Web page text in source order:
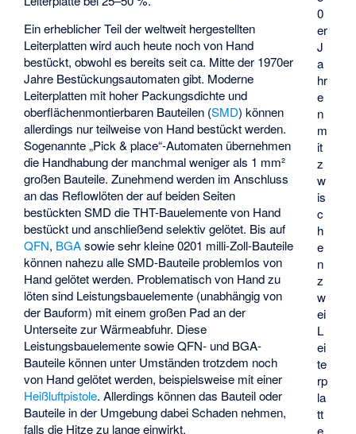
0
er
J
a
hr
e
n
m
it
z
w
is
c
h
e
n
z
w
ei
L
ei
te
rp
la
tt
e
Ein erheblicher Teil der weltweit hergestellten
Leiterplatten wird auch heute noch von Hand
bestückt, obwohl es bereits seit ca. Mitte der 1970er
Jahre Bestückungsautomaten gibt. Moderne
Leiterplatten mit hoher Packungsdichte und
oberflächenmontierbaren Bauteilen (SMD) können
allerdings nur teilweise von Hand bestückt werden.
Sogenannte „Pick & place“-Automaten übernehmen
die Handhabung der manchmal weniger als 1 mm²
großen Bauteile. Zunehmend werden im Anschluss
an das Reflowlöten der auf beiden Seiten
bestückten SMD die THT-Bauelemente von Hand
bestückt und anschließend selektiv gelötet. Bis auf
QFN, BGAsowie sehr kleine 0201 milli-Zoll-Bauteile
können nahezu alle SMD-Bauteile problemlos von
Hand gelötet werden. Problematisch von Hand zu
löten sind Leistungsbauelemente (unabhängig von
der Bauform) mit einem großen Pad an der
Unterseite zur Wärmeabfuhr. Diese
Leistungsbauelemente sowie QFN- und BGA-
Bauteile können unter Umständen trotzdem noch
von Hand gelötet werden, beispielsweise mit einer
Heißluftpistole. Allerdings können das Bauteil oder
Bauteile in der Umgebung dabei Schaden nehmen,
falls die Hitze zu lange einwirkt.